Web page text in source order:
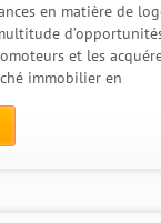
en matière de
et les
immobilier en